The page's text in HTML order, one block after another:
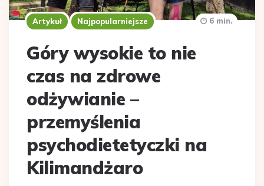
Artykuł Najpopularniejsze
Góry wysokie to nie
czas na zdrowe
odżywianie –
przemyślenia
psychodietetyczki na
Kilimandżaro
6 min.